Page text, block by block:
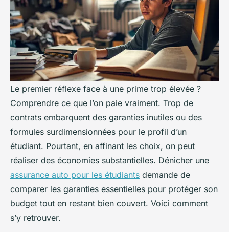
Le premier réflexe face à une prime trop élevée ?
Comprendre ce que l’on paie vraiment. Trop de
contrats embarquent des garanties inutiles ou des
formules surdimensionnées pour le profil d’un
étudiant. Pourtant, en affinant les choix, on peut
réaliser des économies substantielles. Dénicher une
assurance auto pour les étudiants demande de
comparer les garanties essentielles pour protéger son
budget tout en restant bien couvert. Voici comment
s’y retrouver.